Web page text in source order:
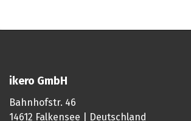
ikero GmbH
Bahnhofstr. 46
14612 Falkensee | Deutschland